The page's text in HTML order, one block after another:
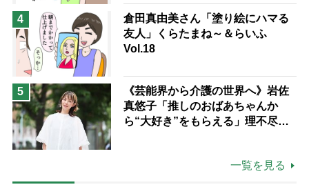
4
倉田真由美さん「塗り絵にハマる
友人」くらたまね～＆らいふ
Vol.18
5
《芸能界から介護の世界へ》岩佐
真悠子「推しのおばあちゃんか
ら“大好き”をもらえる」理不尽さ
一覧を見る